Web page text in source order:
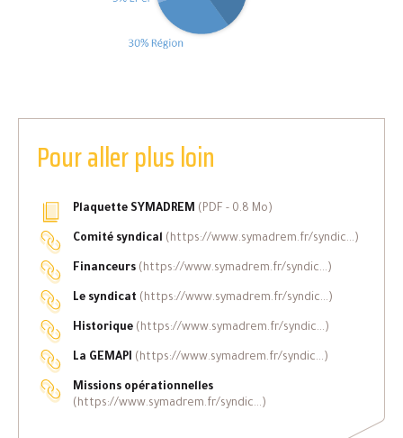
Pour aller plus loin
Plaquette SYMADREM (PDF - 0.8 Mo)
Comité syndical (https://www.symadrem.fr/syndic...)
Financeurs (https://www.symadrem.fr/syndic...)
Le syndicat (https://www.symadrem.fr/syndic...)
Historique (https://www.symadrem.fr/syndic...)
La GEMAPI (https://www.symadrem.fr/syndic...)
Missions opérationnelles
(https://www.symadrem.fr/syndic...)